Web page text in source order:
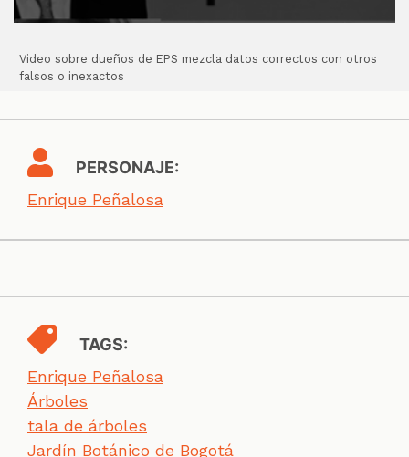
Video sobre dueños de EPS mezcla datos correctos con otros
falsos o inexactos
PERSONAJE:
Enrique Peñalosa
TAGS:
Enrique Peñalosa
Árboles
tala de árboles
Jardín Botánico de Bogotá